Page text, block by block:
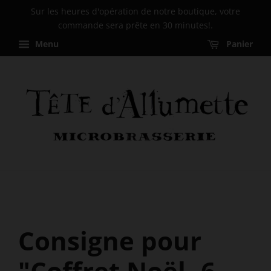
Sur les heures d'opération de notre boutique, votre
commande sera prête en 30 minutes!.
Menu
Panier
Consigne pour